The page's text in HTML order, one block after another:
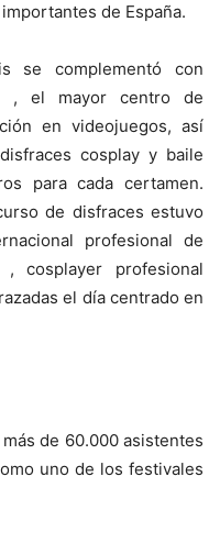
de España.
se complementó con
, el mayor centro de
en videojuegos, así
cosplay y baile
para cada certamen.
de disfraces estuvo
profesional de
cosplayer profesional
el día centrado en
de 60.000 asistentes
uno de los festivales